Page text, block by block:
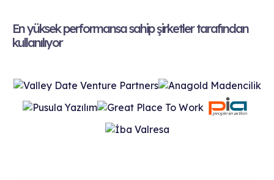
En yüksek performansa sahip şirketler tarafından
kullanılıyor